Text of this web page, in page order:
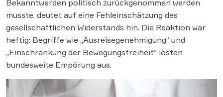
Bekanntwerden politisch zurückgenommen werden
musste, deutet auf eine Fehleinschätzung des
gesellschaftlichen Widerstands hin. Die Reaktion war
heftig: Begriffe wie „Ausreisegenehmigung“ und
„Einschränkung der Bewegungsfreiheit“ lösten
bundesweite Empörung aus.